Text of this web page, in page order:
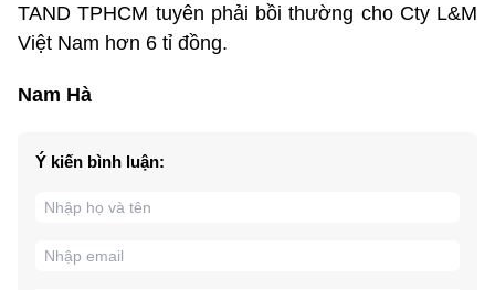
TAND TPHCM tuyên phải bồi thường cho Cty L&M
Việt Nam hơn 6 tỉ đồng.
Nam Hà
Ý kiến bình luận: